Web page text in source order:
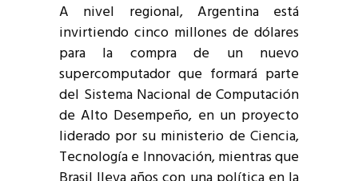
A nivel regional, Argentina está
invirtiendo cinco millones de dólares
para la compra de un nuevo
supercomputador que formará parte
del Sistema Nacional de Computación
de Alto Desempeño, en un proyecto
liderado por su ministerio de Ciencia,
Tecnología e Innovación, mientras que